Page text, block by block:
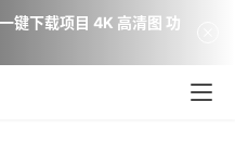
一键下载项目 4K 高清图 功